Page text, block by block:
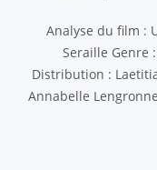
Analyse du film :
Seraille Genre
Distribution :
Annabelle